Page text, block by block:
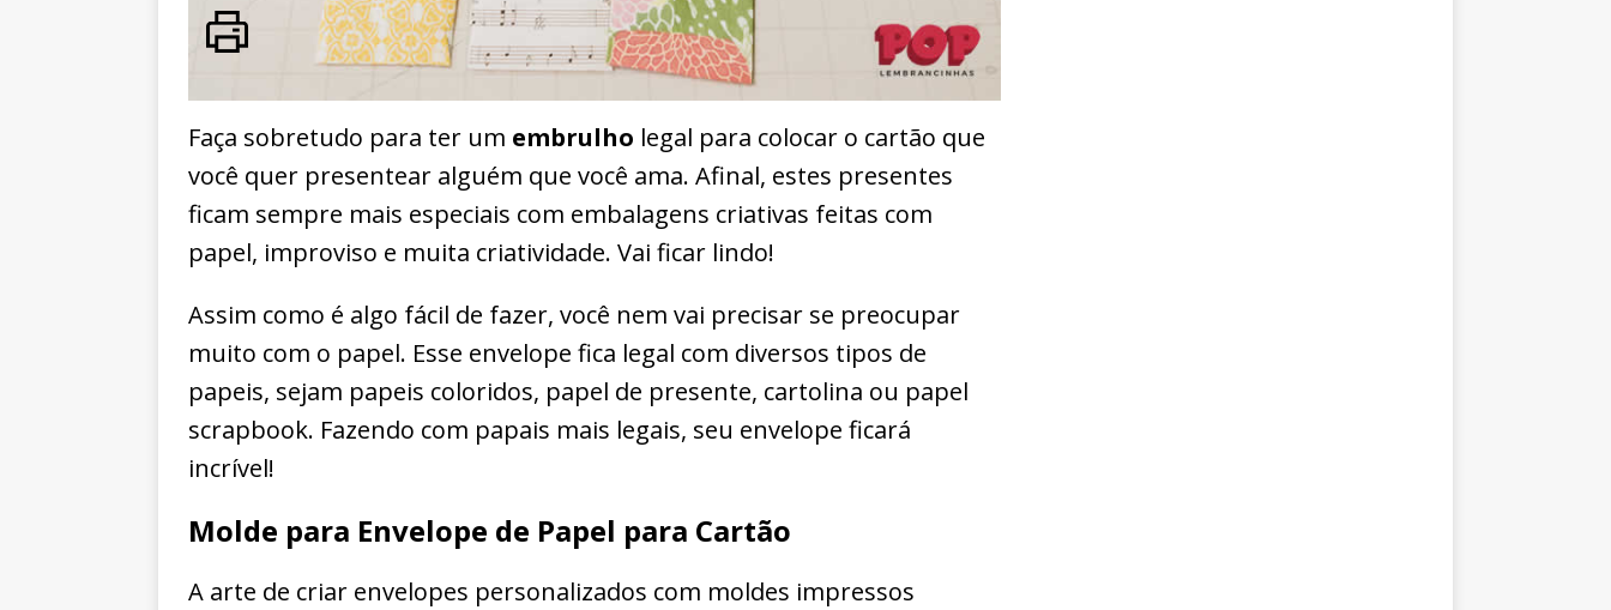
Faça sobretudo para ter um embrulho legal para colocar o cartão que
você quer presentear alguém que você ama. Afinal, estes presentes
ficam sempre mais especiais com embalagens criativas feitas com
papel, improviso e muita criatividade. Vai ficar lindo!
Assim como é algo fácil de fazer, você nem vai precisar se preocupar
muito com o papel. Esse envelope fica legal com diversos tipos de
papeis, sejam papeis coloridos, papel de presente, cartolina ou papel
scrapbook. Fazendo com papais mais legais, seu envelope ficará
incrível!
Molde para Envelope de Papel para Cartão
A arte de criar envelopes personalizados com moldes impressos